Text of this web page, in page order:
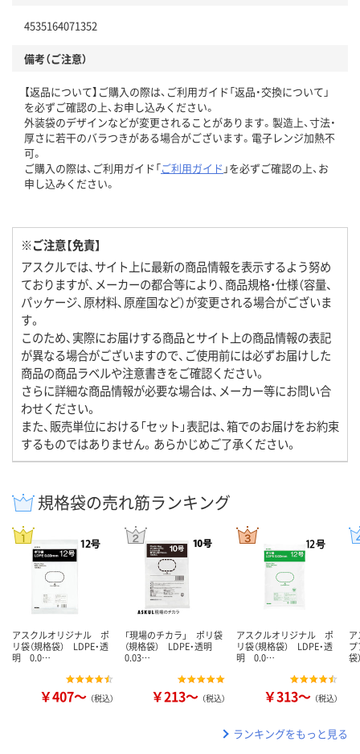
4535164071352
備考（ご注意）
【返品について】ご購入の際は、ご利用ガイド「返品・交換について」
を必ずご確認の上、お申し込みください。
外装袋のデザインなどが変更されることがあります。製造上、寸法・
厚さに若干のバラつきがある場合がございます。電子レンジ加熱不
可。
ご購入の際は、ご利用ガイド「ご利用ガイド 」を必ずご確認の上、お
申し込みください。
※ご注意【免責】
アスクルでは、サイト上に最新の商品情報を表示するよう努め
ておりますが、メーカーの都合等により、商品規格・仕様（容量、
パッケージ、原材料、原産国など）が変更される場合がございま
す。
このため、実際にお届けする商品とサイト上の商品情報の表記
が異なる場合がございますので、ご使用前には必ずお届けした
商品の商品ラベルや注意書きをご確認ください。
さらに詳細な商品情報が必要な場合は、メーカー等にお問い合
わせください。
また、販売単位における「セット」表記は、箱でのお届けをお約束
するものではありません。あらかじめご了承ください。
規格袋の売れ筋ランキング
アスクルオリジナル ポ
リ袋（規格袋） LDPE・透
明 0.0…
￥407～ （税込）
「現場のチカラ」 ポリ袋
（規格袋） LDPE・透明
0.03…
￥213～ （税込）
アスクルオリジナル ポ
リ袋（規格袋） LDPE・透
明 0.0…
￥313～ （税込）
プ
袋
ランキングをもっと見る